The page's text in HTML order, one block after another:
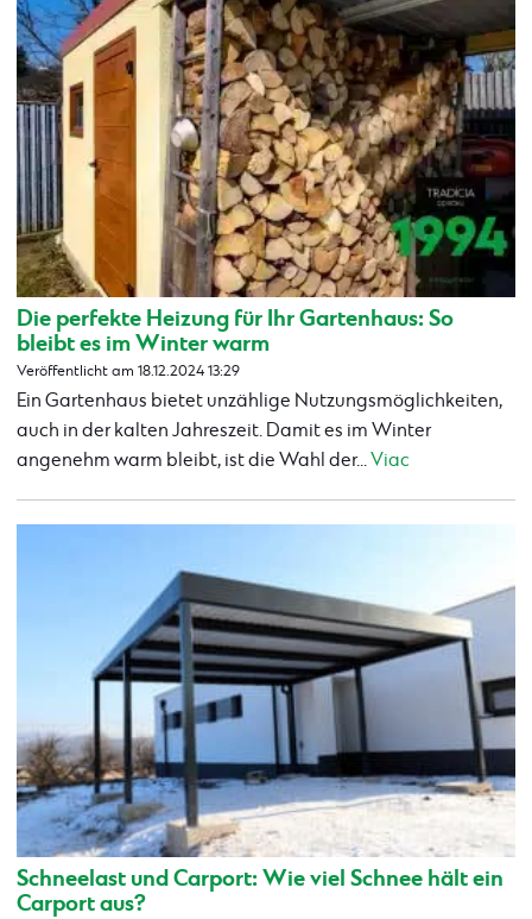
Die perfekte Heizung für Ihr Gartenhaus: So
bleibt es im Winter warm
Veröffentlicht am 18.12.2024 13:29
Ein Gartenhaus bietet unzählige Nutzungsmöglichkeiten,
auch in der kalten Jahreszeit. Damit es im Winter
angenehm warm bleibt, ist die Wahl der...Viac
Schneelast und Carport: Wie viel Schnee hält ein
Carport aus?